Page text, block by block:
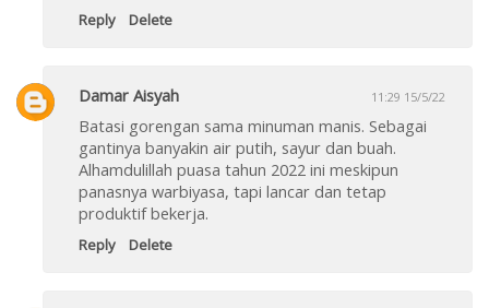
Reply Delete
Damar Aisyah 11:29 15/5/22
Batasi gorengan sama minuman manis. Sebagai
gantinya banyakin air putih, sayur dan buah.
Alhamdulillah puasa tahun 2022 ini meskipun
panasnya warbiyasa, tapi lancar dan tetap
produktif bekerja.
Reply Delete